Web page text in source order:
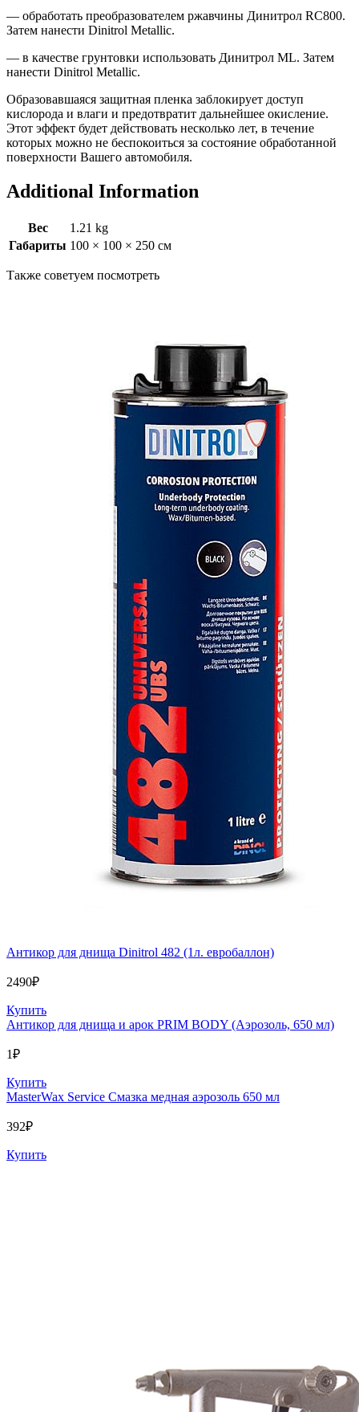
— обработать преобразователем ржавчины Динитрол RC800.
Затем нанести Dinitrol Metallic.
— в качестве грунтовки использовать Динитрол ML. Затем
нанести Dinitrol Metallic.
Образовавшаяся защитная пленка заблокирует доступ
кислорода и влаги и предотвратит дальнейшее окисление.
Этот эффект будет действовать несколько лет, в течение
которых можно не беспокоиться за состояние обработанной
поверхности Вашего автомобиля.
Additional Information
Вес
1.21 kg
Габариты 100 × 100 × 250 см
Также советуем посмотреть
Антикор для днища Dinitrol 482 (1л. евробаллон)
2490₽
Купить
Антикор для днища и арок PRIM BODY (Аэрозоль, 650 мл)
1₽
Купить
MasterWax Service Смазка медная аэрозоль 650 мл
392₽
Купить